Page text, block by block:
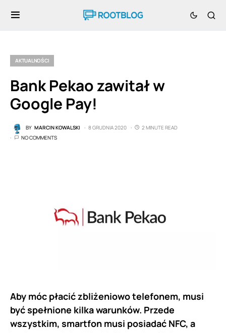
AKTUALNOŚCI
Bank Pekao zawitał w
Google Pay!
BY MARCIN KOWALSKI 8 GRUDNIA 2020
2 MINUTE READ
NO COMMENTS
Aby móc płacić zbliżeniowo telefonem, musi
być spełnione kilka warunków. Przede
wszystkim, smartfon musi posiadać NFC, a